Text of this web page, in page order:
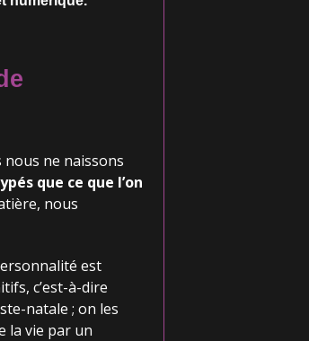
nous ne naissons
que ce que l’on
nous
est
c’est-à-dire
natale ; on les
la vie par un